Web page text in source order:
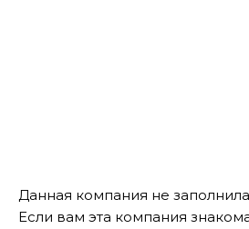
Данная компания не
Если вам эта компания